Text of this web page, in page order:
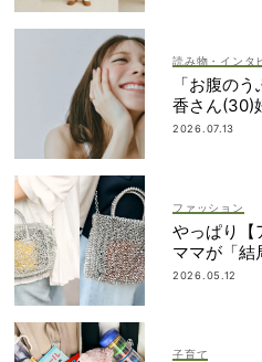
読み物・インタ
「お腹の
香さん(30)
「愛しいで
2026.07.13
ファッション
やっぱり【
ママが「結
納得の理由
2026.05.12
子育て